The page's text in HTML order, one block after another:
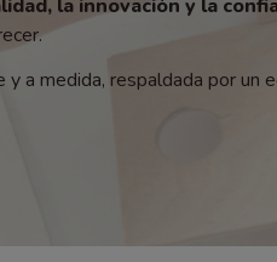
la innovación y la
y a medida, respaldada por un